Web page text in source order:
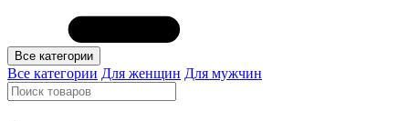
Все категории
Все категории Для женщин Для мужчин